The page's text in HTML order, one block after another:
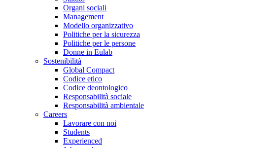
Organi sociali
Management
Modello organizzativo
Politiche per la sicurezza
Politiche per le persone
Donne in Eulab
Sostenibilità
Global Compact
Codice etico
Codice deontologico
Responsabilità sociale
Responsabilità ambientale
Careers
Lavorare con noi
Students
Experienced